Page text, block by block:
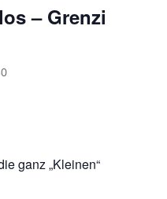
– Grenzi
ganz „Kleinen“